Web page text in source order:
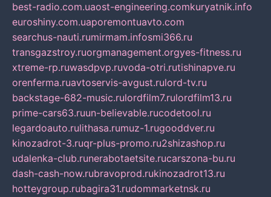
best-radio.com.uaost-engineering.comkuryatnik.info
euroshiny.com.uaporemontuavto.com
searchus-nauti.rumirmam.infosmi366.ru
transgazstroy.ruorgmanagement.orgyes-fitness.ru
xtreme-rp.ruwasdpvp.ruvoda-otri.rutishinapve.ru
orenferma.ruavtoservis-avgust.rulord-tv.ru
backstage-682-music.rulordfilm7.rulordfilm13.ru
prime-cars63.ruun-believable.rucodetool.ru
legardoauto.rulithasa.rumuz-1.rugooddver.ru
kinozadrot-3.ruqr-plus-promo.ru2shizashop.ru
udalenka-club.runerabotaetsite.rucarszona-bu.ru
dash-cash-now.rubravoprod.rukinozadrot13.ru
hotteygroup.rubagira31.rudommarketnsk.ru